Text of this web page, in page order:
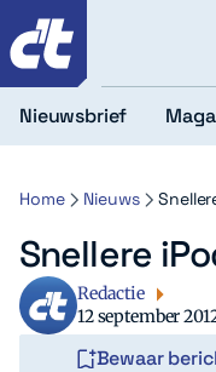
Nieuwsbrief
Home Nieuws
Snellere
Redactie
12 september
Bewaar